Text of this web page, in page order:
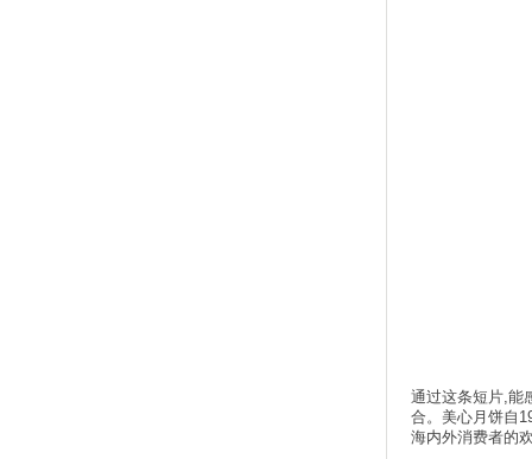
通过这条短片,能
合。美心月饼自
海内外消费者的